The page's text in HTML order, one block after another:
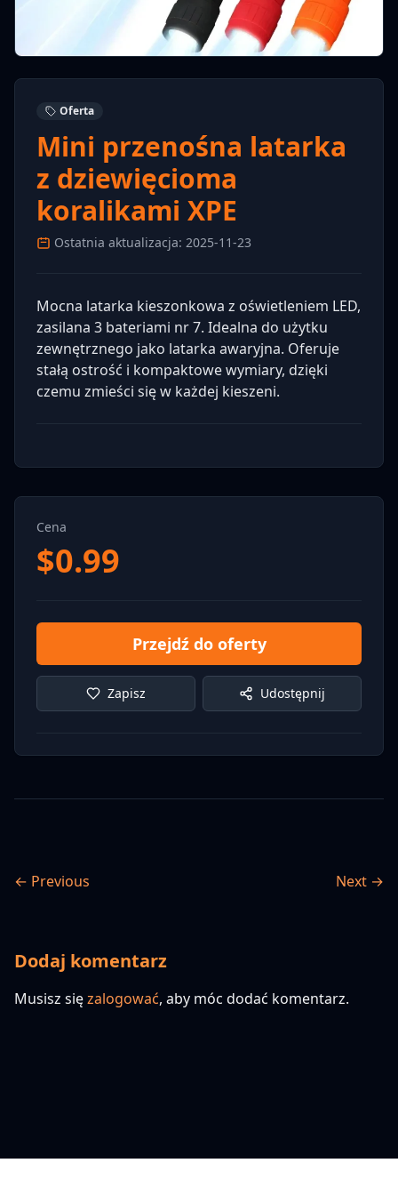
Oferta
Mini przenośna latarka
z dziewięcioma
koralikami XPE
Ostatnia aktualizacja: 2025-11-23
Mocna latarka kieszonkowa z oświetleniem LED,
zasilana 3 bateriami nr 7. Idealna do użytku
zewnętrznego jako latarka awaryjna. Oferuje
stałą ostrość i kompaktowe wymiary, dzięki
czemu zmieści się w każdej kieszeni.
Cena
$0.99
Przejdź do oferty
Zapisz Udostępnij
← Previous Next →
Dodaj komentarz
Musisz sięzalogować, aby móc dodać komentarz.